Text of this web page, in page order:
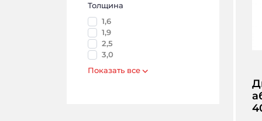
Толщина
1,6
1,9
2,5
3,0
Показать все